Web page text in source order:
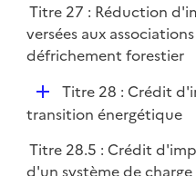
Titre 27 : Réduction
versées aux
défrichement forestier
D
é
l
Titre 28 : Crédit
transition énergétique
Titre 28.5 : Crédit